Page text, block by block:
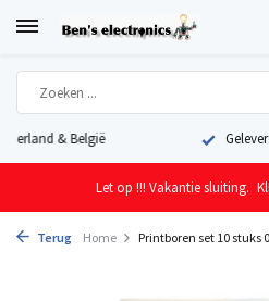
Geleverd uit eigen voorraad
Let op !!! Vakantie sluiting.
Terug Home Printboren set 10 stuks